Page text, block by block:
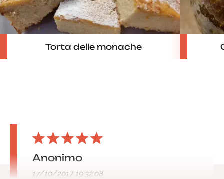
Torta delle monache
Anonimo
17/10/2017 19:32:08